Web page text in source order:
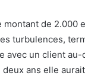
de 2.000
turbulences,
un client au-
ans elle